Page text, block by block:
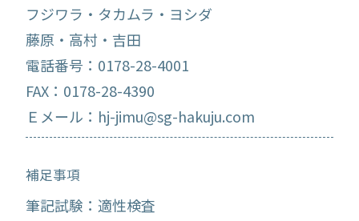
フジワラ・タカムラ・ヨシダ
藤原・高村・吉田
電話番号：0178-28-4001
FAX：0178-28-4390
Ｅメール：hj-jimu@sg-hakuju.com
補足事項
筆記試験：適性検査